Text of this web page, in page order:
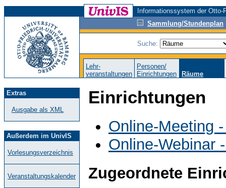
Informationssystem der
Sammlung/Stundenplan
Suche:
Lehr-
veranstaltungen
Personen/
Einrichtungen
Räume
Extras
Ausgabe als XML
Außerdem im UnivIS
Vorlesungsverzeichnis
Veranstaltungskalender
Einrichtungen
Online-Meeting
Online-Webinar
Zugeordnete